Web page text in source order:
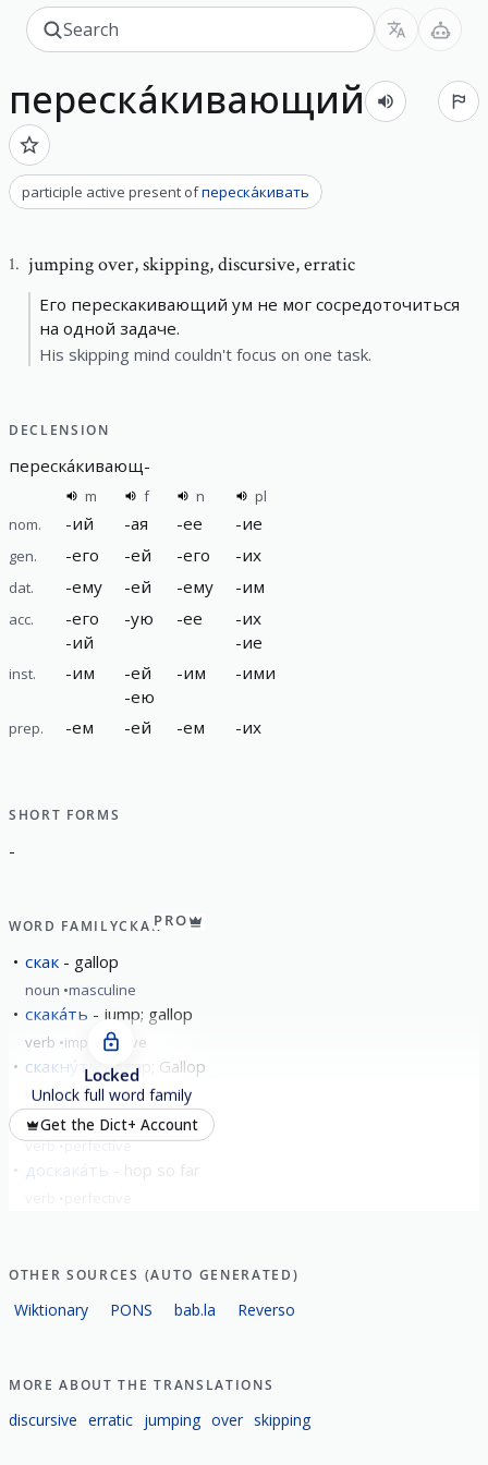
переска́кивающий
participle active present ofпереска́кивать
1. jumping over,skipping, discursive, erratic
Его перескакивающий ум не мог сосредоточиться
на одной задаче.
His skipping mind couldn't focus on one task.
DECLENSION
переска́кивающ-
m f n
pl
nom.
-ий -ая -ее -ие
gen. -его -ей -его -их
dat. -ему -ей -ему -им
acc. -его
-ий
-ую -ее -их
-ие
inst. -им -ей
-ею
-им -ими
prep. -ем -ей -ем -их
SHORT FORMS
-
WORD FAMILYСКАКPRO
скак gallop
noun masculine
скака́ть jump; gallop
verb imperfective
скакну́ть Jump; Gallop
verb perfective
ускака́ть to run off
verb perfective
доскака́ть
Locked
Unlock full word family
Get the Dict+ Account
OTHER SOURCES (AUTO GENERATED)
Wiktionary PONS bab.la Reverso
MORE ABOUT THE TRANSLATIONS
discursive erratic jumping over skipping